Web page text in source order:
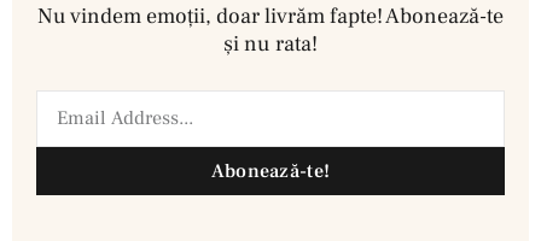
Nu vindem emoţii, doar livrăm fapte! Abonează-te
şi nu rata!
Abonează-te!